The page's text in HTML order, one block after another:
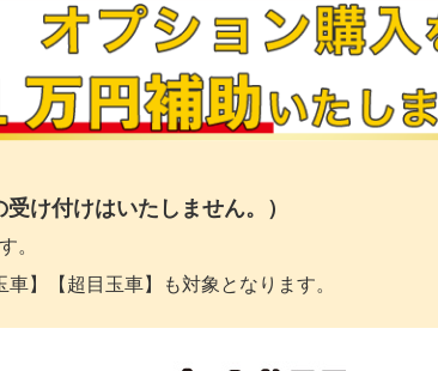
受け付けはいたしません。）
。
】【超目玉車】も対象となります。